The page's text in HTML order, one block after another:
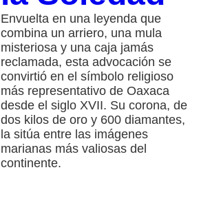
Envuelta en una leyenda que
combina un arriero, una mula
misteriosa y una caja jamás
reclamada, esta advocación se
convirtió en el símbolo religioso
más representativo de Oaxaca
desde el siglo XVII. Su corona, de
dos kilos de oro y 600 diamantes,
la sitúa entre las imágenes
marianas más valiosas del
continente.